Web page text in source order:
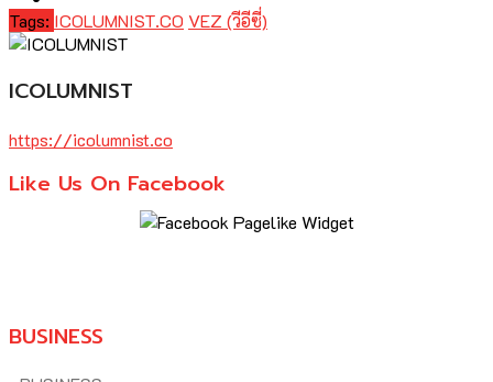
Tags: ICOLUMNIST.CO VEZ (วีอีซี่)
ICOLUMNIST
https://icolumnist.co
Like Us On Facebook
BUSINESS